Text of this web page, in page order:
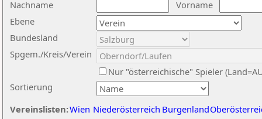
Nachname
Vorname
Ebene
Sortierung
Bundesland
Spgem./Kreis/Verein
Nur "österreichische" Spieler
Vereinslisten:Wien Niederösterreich Burgenland